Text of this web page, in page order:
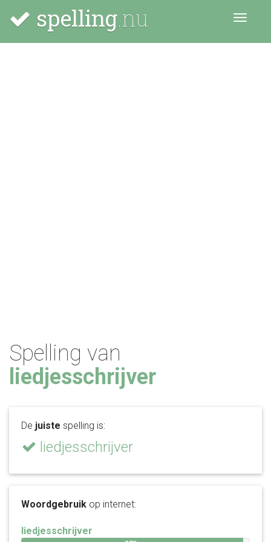
spelling.nu Menu
Spelling van
liedjesschrijver
De juiste spelling is:
liedjesschrijver
Woordgebruik op internet:
liedjesschrijver